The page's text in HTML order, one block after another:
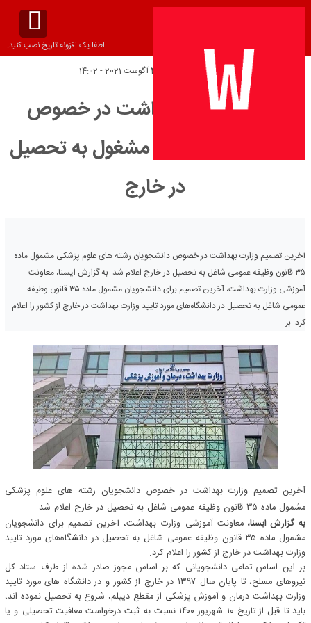
لطفا یک افزونه تاریخ نصب کنید.
تاریخ انتشار:
تصمیم وزارت بهداشت در خصوص
سربازی دانشجویان مشغول به تحصیل
در خارج
آخرین تصمیم وزارت بهداشت در خصوص دانشجویان رشته های علوم پزشکی مشمول ماده
۳۵ قانون وظیفه ‏عمومی شاغل به تحصیل در خارج اعلام شد. به گزارش ایسنا، معاونت
آموزشی وزارت بهداشت، آخرین تصمیم برای دانشجویان مشمول ماده ۳۵ قانون وظیفه
‏عمومی شاغل به تحصیل در دانشگاه‌های مورد تایید ‏وزارت بهداشت در خارج از کشور را اعلام
کرد. بر
آخرین تصمیم وزارت بهداشت در خصوص دانشجویان رشته های علوم پزشکی
مشمول ماده ۳۵ قانون وظیفه ‏عمومی شاغل به تحصیل در خارج اعلام شد.
به گزارش ایسنا، معاونت آموزشی وزارت بهداشت، آخرین تصمیم برای دانشجویان
مشمول ماده ۳۵ قانون وظیفه ‏عمومی شاغل به تحصیل در دانشگاه‌های مورد تایید
‏وزارت بهداشت در خارج از کشور را اعلام کرد.
بر این اساس تمامی دانشجویانی که بر اساس مجوز صادر شده از طرف ستاد کل
نیروهای مسلح، تا پایان سال ۱۳۹۷ در خارج از کشور و در دانشگاه های مورد تایید
وزارت بهداشت درمان و آموزش پزشکی از مقطع دیپلم، شروع به تحصیل نموده اند،
باید تا قبل از تاریخ ۱۰ شهریور ۱۴۰۰ نسبت به ثبت درخواست معافیت تحصیلی و یا